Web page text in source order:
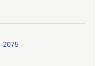
-2075